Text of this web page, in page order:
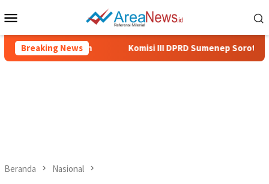
ke
Mobile
Breaking News
Keagamaan Komisi III DPRD Sumenep Soroti
Beranda Nasional